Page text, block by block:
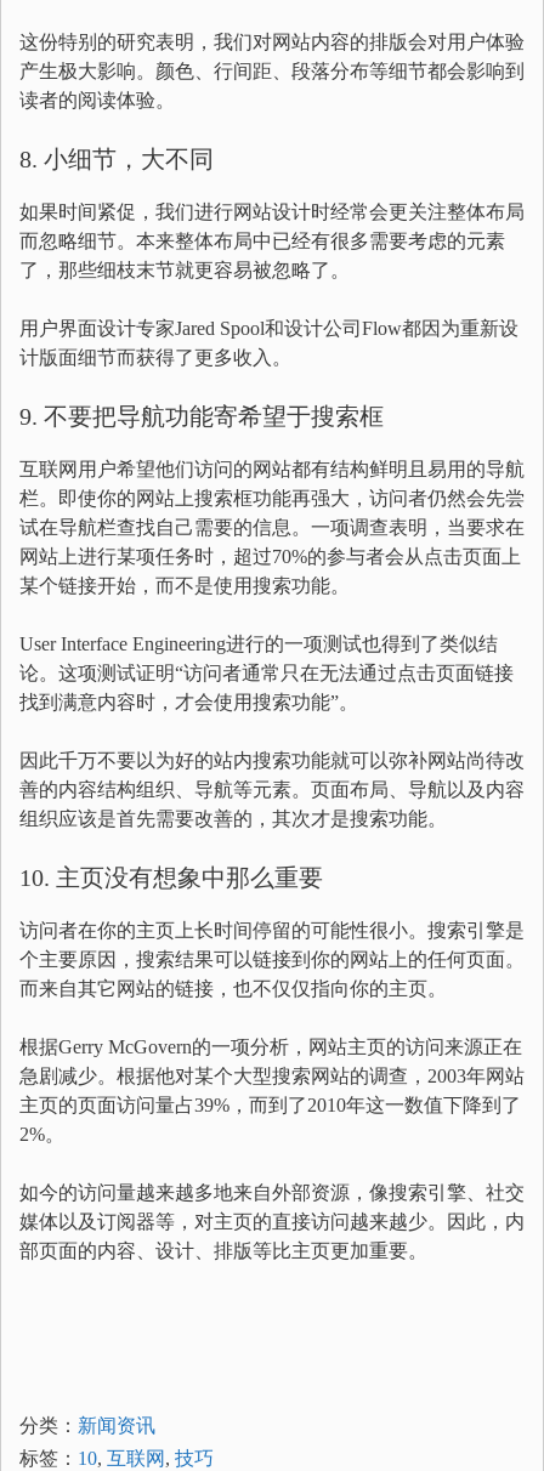
这份特别的研究表明，我们对网站内容的排版会对用户体验
产生极大影响。颜色、行间距、段落分布等细节都会影响到
读者的阅读体验。
8. 小细节，大不同
如果时间紧促，我们进行网站设计时经常会更关注整体布局
而忽略细节。本来整体布局中已经有很多需要考虑的元素
了，那些细枝末节就更容易被忽略了。
用户界面设计专家Jared Spool和设计公司Flow都因为重新设
计版面细节而获得了更多收入。
9. 不要把导航功能寄希望于搜索框
互联网用户希望他们访问的网站都有结构鲜明且易用的导航
栏。即使你的网站上搜索框功能再强大，访问者仍然会先尝
试在导航栏查找自己需要的信息。一项调查表明，当要求在
网站上进行某项任务时，超过70%的参与者会从点击页面上
某个链接开始，而不是使用搜索功能。
User Interface Engineering进行的一项测试也得到了类似结
论。这项测试证明“访问者通常只在无法通过点击页面链接
找到满意内容时，才会使用搜索功能”。
因此千万不要以为好的站内搜索功能就可以弥补网站尚待改
善的内容结构组织、导航等元素。页面布局、导航以及内容
组织应该是首先需要改善的，其次才是搜索功能。
10. 主页没有想象中那么重要
访问者在你的主页上长时间停留的可能性很小。搜索引擎是
个主要原因，搜索结果可以链接到你的网站上的任何页面。
而来自其它网站的链接，也不仅仅指向你的主页。
根据Gerry McGovern的一项分析，网站主页的访问来源正在
急剧减少。根据他对某个大型搜索网站的调查，2003年网站
主页的页面访问量占39%，而到了2010年这一数值下降到了
2%。
如今的访问量越来越多地来自外部资源，像搜索引擎、社交
媒体以及订阅器等，对主页的直接访问越来越少。因此，内
部页面的内容、设计、排版等比主页更加重要。
分类： 新闻资讯
标签： 10, 互联网 , 技巧